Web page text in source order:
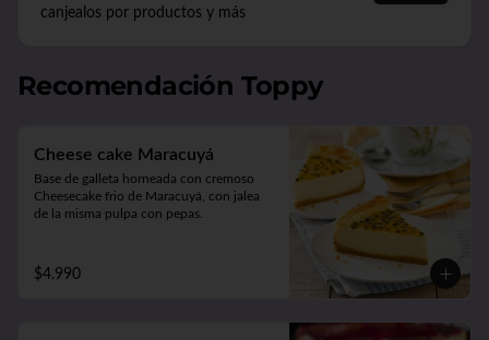
canjealos por productos y más
Recomendación Toppy
Cheese cake Maracuyá
Base de galleta horneada con cremoso
Cheesecake frio de Maracuyá, con jalea
de la misma pulpa con pepas.
$4.990